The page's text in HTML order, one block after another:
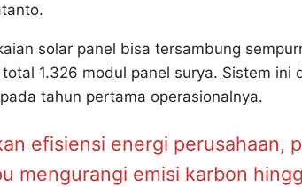
solar panel bisa tersambung
1.326 modul panel surya. Sistem ini
tahun pertama operasionalnya.
efisiensi energi perusahaan,
mengurangi emisi karbon